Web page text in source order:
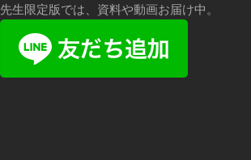
先生限定版では、資料や動画お届け中。